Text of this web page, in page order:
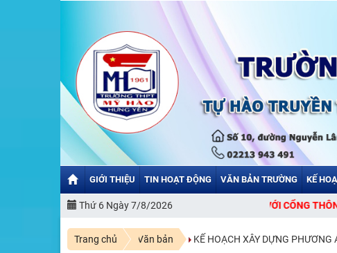
GIỚI THIỆU TIN HOẠT ĐỘNG VĂN BẢN TRƯỜNG KẾ
Thứ 6 Ngày 7/8/2026CHÀO MỪNG BẠN ĐẾN VỚI CỔNG THÔNG
Trang chủ Văn bản KẾ HOẠCH XÂY DỰNG